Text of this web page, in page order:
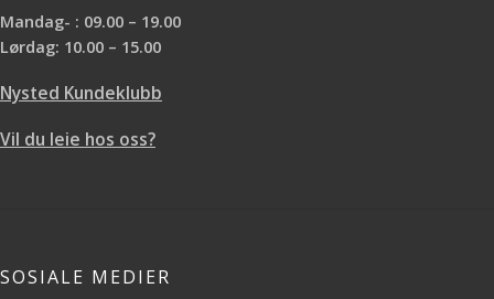
Mandag- : 09.00 – 19.00
Lørdag: 10.00 – 15.00
Nysted Kundeklubb
Vil du leie hos oss?
SOSIALE MEDIER